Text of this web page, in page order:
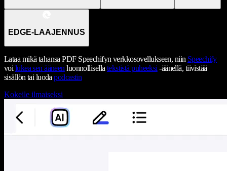
EDGE-LAAJENNUS
Lataa mikä tahansa PDF Speechifyn verkkosovellukseen, niin Speechify
voi lukea sen ääneen luonnollisella tekstistä puheeksi -äänellä, tiivistää
sisällön tai luodapodcastin
Kokeile ilmaiseksi